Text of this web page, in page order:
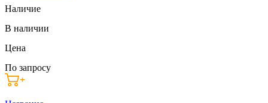
Наличие
В наличии
Цена
По запросу